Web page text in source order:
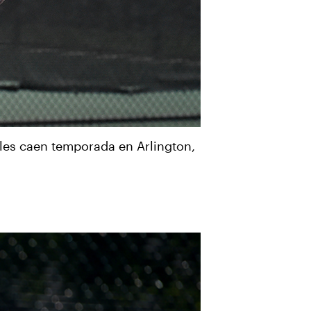
caen temporada en Arlington,